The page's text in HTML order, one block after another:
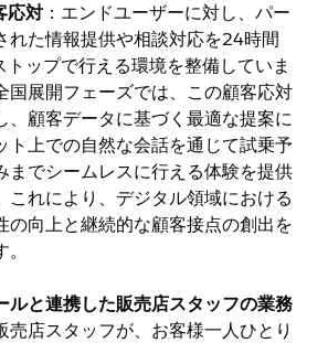
応対 ：エンドユーザーに対し、パー
れた情報提供や相談対応を24時間
ップで行える環境を整備していま
国展開フェーズでは、この顧客応対
、顧客データに基づく最適な提案に
ト上での自然な会話を通じて試乗予
までシームレスに行える体験を提供
これにより、デジタル領域における
の向上と継続的な顧客接点の創出を
ルと連携した販売店スタッフの業務
売店スタッフが、お客様一人ひとり